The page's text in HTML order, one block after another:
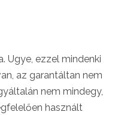
Ugye, ezzel mindenki
az garantáltan nem
nem mindegy,
használt